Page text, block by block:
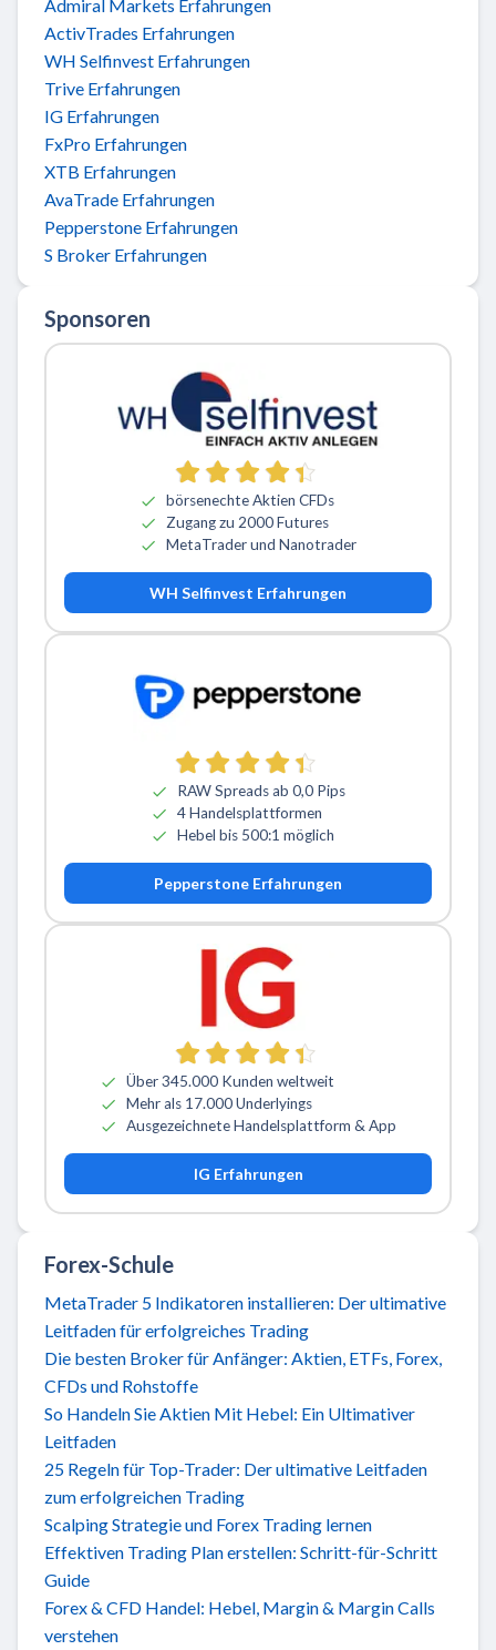
Admiral Markets Erfahrungen
ActivTrades Erfahrungen
WH Selfinvest Erfahrungen
Trive Erfahrungen
IG Erfahrungen
FxPro Erfahrungen
XTB Erfahrungen
AvaTrade Erfahrungen
Pepperstone Erfahrungen
S Broker Erfahrungen
Sponsoren
börsenechte Aktien CFDs
Zugang zu 2000 Futures
MetaTrader und Nanotrader
WH Selfinvest Erfahrungen
RAW Spreads ab 0,0 Pips
4 Handelsplattformen
Hebel bis 500:1 möglich
Pepperstone Erfahrungen
Über 345.000 Kunden weltweit
Mehr als 17.000 Underlyings
Ausgezeichnete Handelsplattform & App
IG Erfahrungen
Forex-Schule
MetaTrader 5 Indikatoren installieren: Der ultimative
Leitfaden für erfolgreiches Trading
Die besten Broker für Anfänger: Aktien, ETFs, Forex,
CFDs und Rohstoffe
So Handeln Sie Aktien Mit Hebel: Ein Ultimativer
Leitfaden
25 Regeln für Top-Trader: Der ultimative Leitfaden
zum erfolgreichen Trading
Scalping Strategie und Forex Trading lernen
Effektiven Trading Plan erstellen: Schritt-für-Schritt
Guide
Forex & CFD Handel: Hebel, Margin & Margin Calls
verstehen